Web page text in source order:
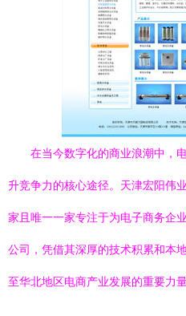
在当今数字化的商业浪潮中，
升竞争力的核心途径。天津宏阳伟
家且唯一一家专注于为电子商务企
公司，凭借其深厚的技术积累和本
至华北地区电商产业发展的重要力量